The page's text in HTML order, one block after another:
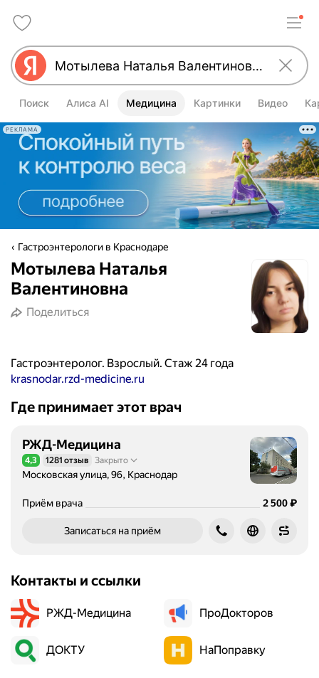
Поиск Алиса AI Медицина Картинки Видео
РЕКЛАМА
Гастроэнтерологи в Краснодаре
Мотылева Наталья
Валентиновна
Поделиться
Гастроэнтеролог. Взрослый. Стаж 24 года
krasnodar.rzd-medicine.ru
Где принимает этот врач
РЖД-Медицина
Рейтинг 4,3 из 5
4,3 1281 отзыв Закрыто
Московская улица, 96, Краснодар
Приём врача Цена
2500
2 500₽
Записаться на приём
Контакты и ссылки
РЖД-Медицина ПроДокторов
ДОКТУ НаПоправку